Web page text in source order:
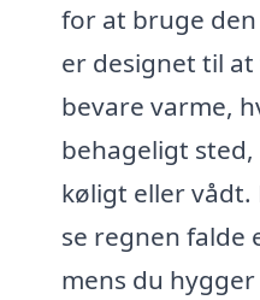
for at bruge
er designet til
bevare varme,
behageligt
køligt eller vådt.
se regnen falde
mens du